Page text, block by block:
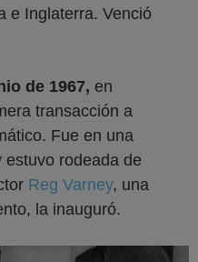
e Inglaterra. Venció
de 1967, en
transacción a
Fue en una
estuvo rodeada de
Reg Varney, una
la inauguró.